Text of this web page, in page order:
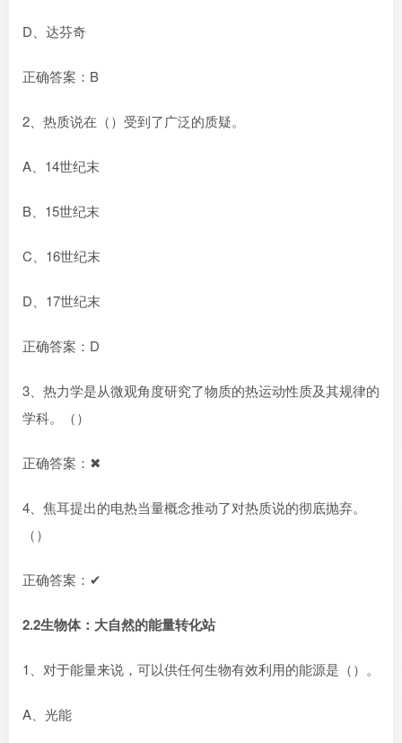
D、达芬奇
正确答案：B
2、热质说在（）受到了广泛的质疑。
A、14世纪末
B、15世纪末
C、16世纪末
D、17世纪末
正确答案：D
3、热力学是从微观角度研究了物质的热运动性质及其规律的
学科。（）
正确答案：✖
4、焦耳提出的电热当量概念推动了对热质说的彻底抛弃。
（）
正确答案：✔
2.2生物体：大自然的能量转化站
1、对于能量来说，可以供任何生物有效利用的能源是（）。
A、光能